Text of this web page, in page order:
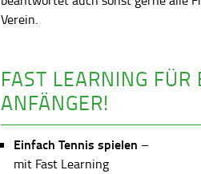
Verein.
FAST LEARNING FÜR
ANFÄNGER!
Einfach Tennis spielen –
mit Fast Learning